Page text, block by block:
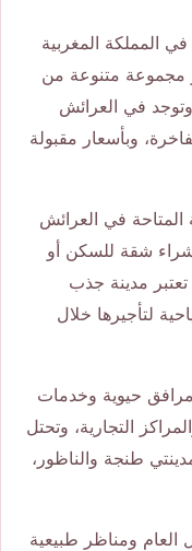
المملكة المغربية
مجموعة متنوعة من
وتوجد في العرائش
وبأسعار مقبولة
المتاحة في العرائش
شقة للسكن أو
تعتبر مدينة جذب
لتأجيرها خلال
مرافق حيوية وخدمات
التجارية، وتحتل
طنجة والناظور،
العام ومناظر طبيعية